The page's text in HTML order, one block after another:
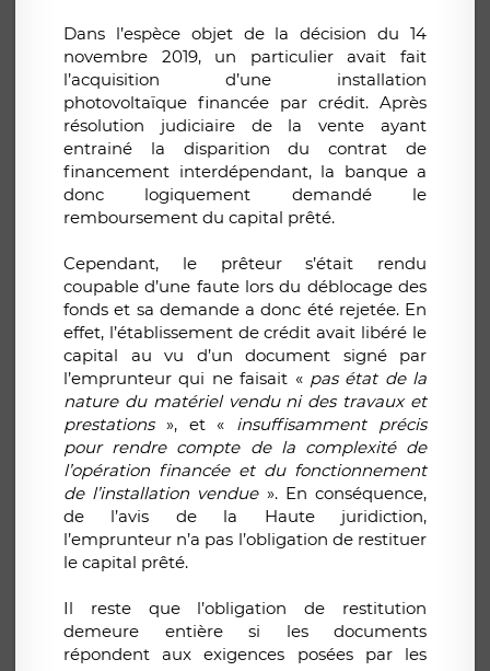
Dans l’espèce objet de la décision du 14
novembre 2019, un particulier avait fait
l’acquisition d’une installation
photovoltaïque financée par crédit. Après
résolution judiciaire de la vente ayant
entrainé la disparition du contrat de
financement interdépendant, la banque a
donc logiquement demandé le
remboursement du capital prêté.
Cependant, le prêteur s’était rendu
coupable d’une faute lors du déblocage des
fonds et sa demande a donc été rejetée. En
effet, l’établissement de crédit avait libéré le
capital au vu d’un document signé par
l’emprunteur qui ne faisait « pas état de la
nature du matériel vendu ni des travaux et
prestations», et « insuffisamment précis
pour rendre compte de la complexité de
l’opération financée et du fonctionnement
de l’installation vendue». En conséquence,
de l’avis de la Haute juridiction,
l’emprunteur n’a pas l’obligation de restituer
le capital prêté.
Il reste que l’obligation de restitution
demeure entière si les documents
répondent aux exigences posées par les